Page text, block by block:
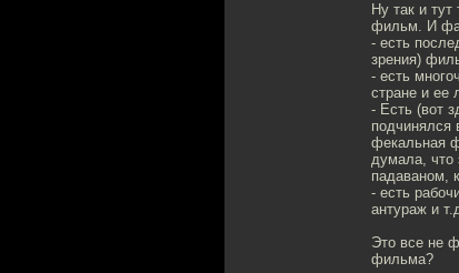
Ну так и
фильм. И
- есть
зрения)
- есть
стране и ее
- Есть (вот
подчинялся
фекальная
думала, что
падаваном,
- есть
антураж и
Это все не
фильма?